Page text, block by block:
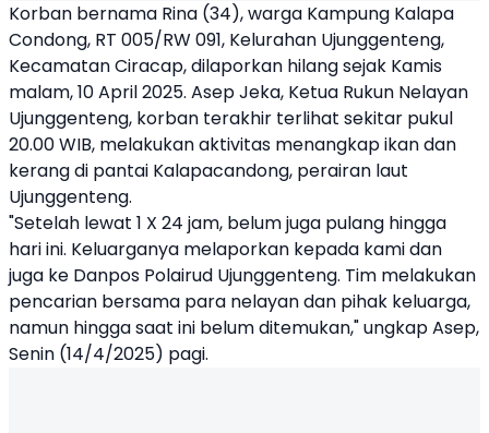
Korban bernama Rina (34), warga Kampung Kalapa
Condong, RT 005/RW 091, Kelurahan Ujunggenteng,
Kecamatan Ciracap, dilaporkan hilang sejak Kamis
malam, 10 April 2025. Asep Jeka, Ketua Rukun Nelayan
Ujunggenteng, korban terakhir terlihat sekitar pukul
20.00 WIB, melakukan aktivitas menangkap ikan dan
kerang di pantai Kalapacandong, perairan laut
Ujunggenteng.
"Setelah lewat 1 X 24 jam, belum juga pulang hingga
hari ini. Keluarganya melaporkan kepada kami dan
juga ke Danpos Polairud Ujunggenteng. Tim melakukan
pencarian bersama para nelayan dan pihak keluarga,
namun hingga saat ini belum ditemukan," ungkap Asep,
Senin (14/4/2025) pagi.